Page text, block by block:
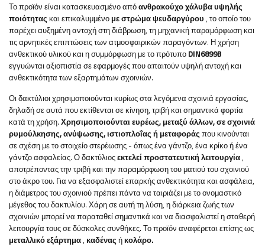
Το προϊόν είναι κατασκευασμένο απόανθρακούχο χάλυβα υψηλής
ποιότηταςκαι επικαλυμμένο με στρώμα ψευδαργύρου , το οποίο του
παρέχει αυξημένη αντοχή στη διάβρωση, τη μηχανική παραμόρφωση και
τις αρνητικές επιπτώσεις των ατμοσφαιρικών παραγόντων. Η χρήση
ανθεκτικού υλικού και η συμμόρφωση με το πρότυπο DIN6899B
εγγυώνται αξιοπιστία σε εφαρμογές που απαιτούν υψηλή αντοχή και
ανθεκτικότητα των εξαρτημάτων σχοινιών.
Οι δακτύλιοι χρησιμοποιούνται κυρίως στα λεγόμενα σχοινιά εργασίας,
δηλαδή σε αυτά που εκτίθενται σε κίνηση, τριβή και σημαντικά φορτία
κατά τη χρήση. Χρησιμοποιούνται ευρέως, μεταξύ άλλων, σε σχοινιά
ρυμούλκησης, ανύψωσης, ιστιοπλοΐας ή μεταφοράςπου κινούνται
σε σχέση με το στοιχείο στερέωσης - όπως ένα γάντζο, ένα κρίκο ή ένα
γάντζο ασφαλείας. Ο δακτύλιοςεκτελεί προστατευτική λειτουργία,
αποτρέποντας την τριβή και την παραμόρφωση του ματιού του σχοινιού
στο άκρο του. Για να εξασφαλιστεί επαρκής ανθεκτικότητα και ασφάλεια,
η διάμετρος του σχοινιού πρέπει πάντα να ταιριάζει με το ονομαστικό
μέγεθος του δακτυλίου. Χάρη σε αυτή τη λύση, η διάρκεια ζωής των
σχοινιών μπορεί να παραταθεί σημαντικά και να διασφαλιστεί η σταθερή
λειτουργία τους σε δύσκολες συνθήκες. Το προϊόν αναφέρεται επίσης ως
μεταλλικό εξάρτημα, καδέναςή κολάρο.